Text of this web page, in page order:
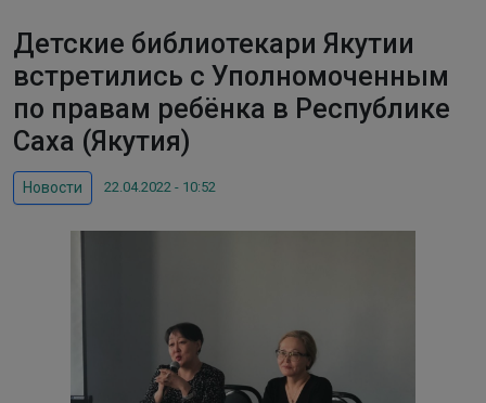
Детские библиотекари Якутии
встретились с Уполномоченным
по правам ребёнка в Республике
Саха (Якутия)
Новости 22.04.2022 - 10:52